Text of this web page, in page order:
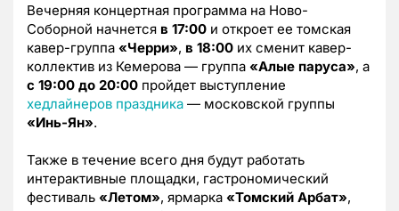
Вечерняя концертная программа на Ново-
Соборной начнется в 17:00 и откроет ее томская
кавер-группа «Черри», в 18:00 их сменит кавер-
коллектив из Кемерова — группа «Алые паруса», а
с 19:00 до 20:00 пройдет выступление
хедлайнеров праздника — московской группы
«Инь-Ян».
Также в течение всего дня будут работать
интерактивные площадки, гастрономический
фестиваль «Летом», ярмарка «Томский Арбат»,